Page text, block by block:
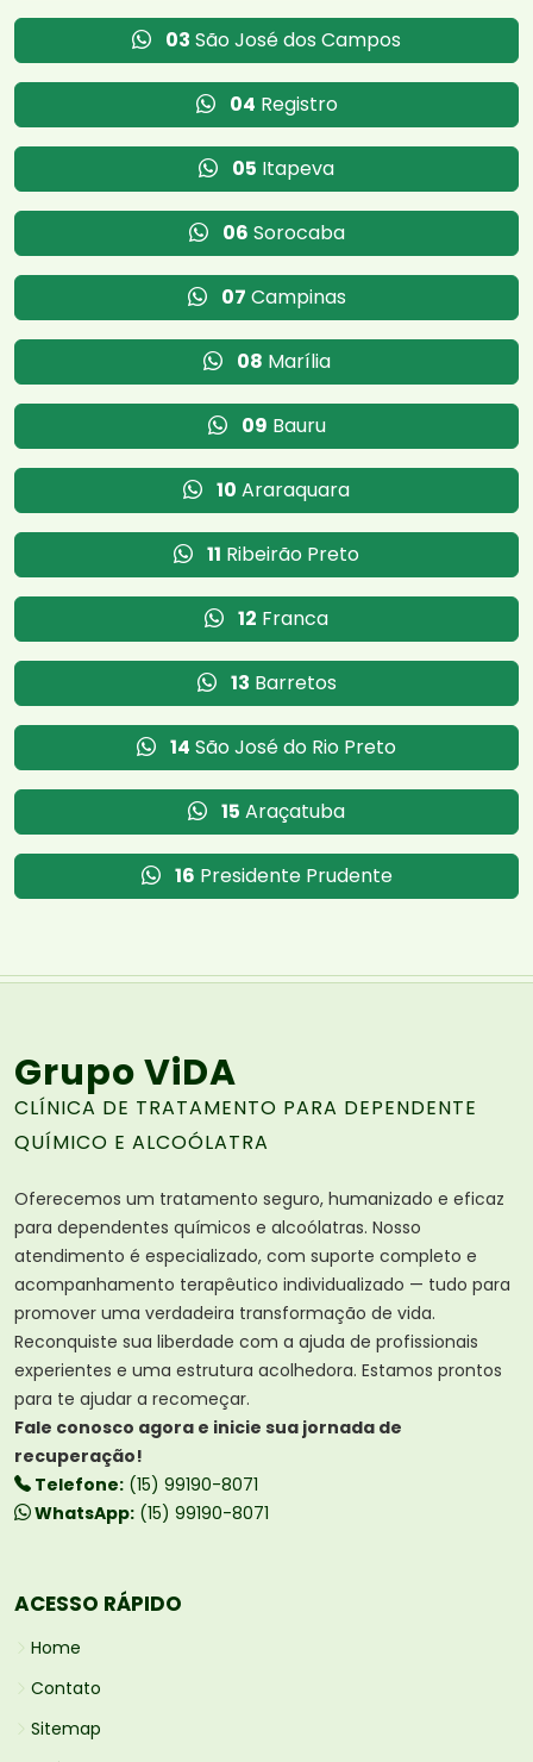
03 São José dos Campos
04 Registro
05 Itapeva
06 Sorocaba
07 Campinas
08 Marília
09 Bauru
10 Araraquara
11 Ribeirão Preto
12 Franca
13 Barretos
14 São José do Rio Preto
15 Araçatuba
16 Presidente Prudente
Grupo ViDA
CLÍNICA DE TRATAMENTO PARA DEPENDENTE
QUÍMICO E ALCOÓLATRA
Oferecemos um tratamento seguro, humanizado e eficaz
para dependentes químicos e alcoólatras. Nosso
atendimento é especializado, com suporte completo e
acompanhamento terapêutico individualizado — tudo para
promover uma verdadeira transformação de vida.
Reconquiste sua liberdade com a ajuda de profissionais
experientes e uma estrutura acolhedora. Estamos prontos
para te ajudar a recomeçar.
Fale conosco agora e inicie sua jornada de
recuperação!
Telefone: (15) 99190-8071
WhatsApp: (15) 99190-8071
ACESSO RÁPIDO
Home
Contato
Sitemap